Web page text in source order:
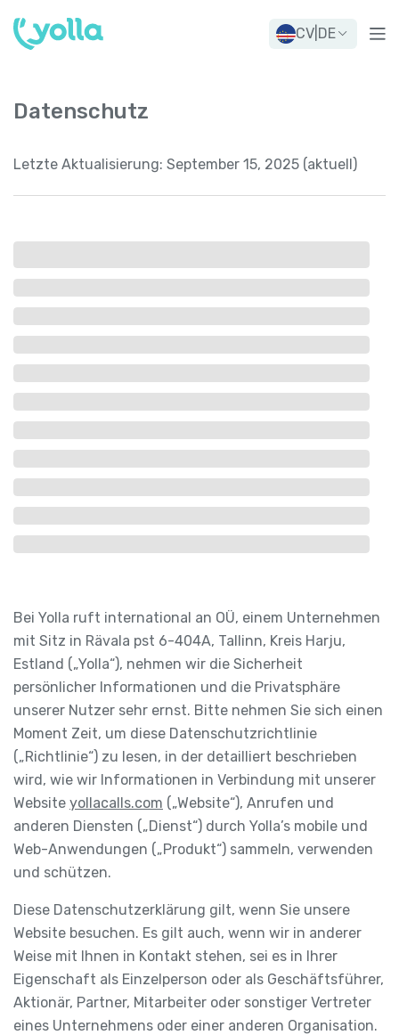
CV DE
Datenschutz
Letzte Aktualisierung: September 15, 2025 (aktuell)
Bei Yolla ruft international an OÜ, einem Unternehmen
mit Sitz in Rävala pst 6-404A, Tallinn, Kreis Harju,
Estland („Yolla“), nehmen wir die Sicherheit
persönlicher Informationen und die Privatsphäre
unserer Nutzer sehr ernst. Bitte nehmen Sie sich einen
Moment Zeit, um diese Datenschutzrichtlinie
(„Richtlinie“) zu lesen, in der detailliert beschrieben
wird, wie wir Informationen in Verbindung mit unserer
Website yollacalls.com („Website“), Anrufen und
anderen Diensten („Dienst“) durch Yolla’s mobile und
Web-Anwendungen („Produkt“) sammeln, verwenden
und schützen.
Diese Datenschutzerklärung gilt, wenn Sie unsere
Website besuchen. Es gilt auch, wenn wir in anderer
Weise mit Ihnen in Kontakt stehen, sei es in Ihrer
Eigenschaft als Einzelperson oder als Geschäftsführer,
Aktionär, Partner, Mitarbeiter oder sonstiger Vertreter
eines Unternehmens oder einer anderen Organisation.